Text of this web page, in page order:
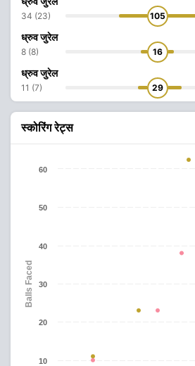
34 (23) 105
ध्रुव जुरेल
8 (8) 16
ध्रुव जुरेल
11 (7) 29
स्कोरिंग रेट्स
Balls Faced
10
20
30
40
50
60